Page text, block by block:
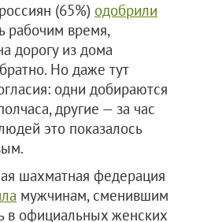
(65%) одобрили
рабочим время,
дорогу из дома
Но даже тут
одни добираются
другие — за час
это показалось
шахматная федерация
мужчинам, сменившим
в официальных женских